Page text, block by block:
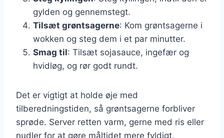
gylden og gennemstegt.
Tilsæt grøntsagerne: Kom grøntsagerne i
wokken og steg dem i et par minutter.
Smag til: Tilsæt sojasauce, ingefær og
hvidløg, og rør godt rundt.
Det er vigtigt at holde øje med
tilberedningstiden, så grøntsagerne forbliver
sprøde. Server retten varm, gerne med ris eller
nudler for at gøre måltidet mere fyldigt.